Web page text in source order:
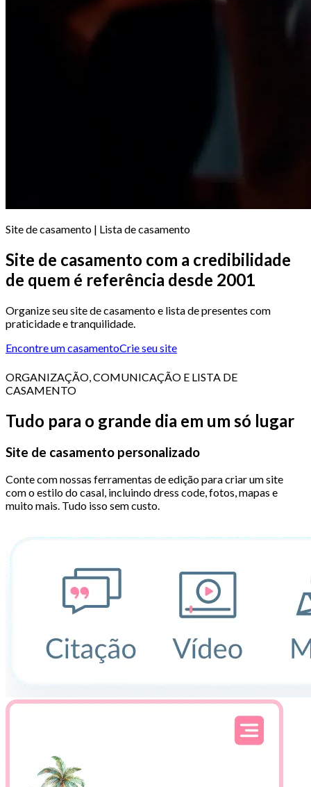
Site de casamento | Lista de casamento
Site de casamento com a credibilidade
de quem é referência desde 2001
Organize seu site de casamento e lista de presentes com
praticidade e tranquilidade.
Encontre um casamentoCrie seu site
ORGANIZAÇÃO, COMUNICAÇÃO E LISTA DE
CASAMENTO
Tudo para o grande dia em um só lugar
Site de casamento personalizado
Conte com nossas ferramentas de edição para criar um site
com o estilo do casal, incluindo dress code, fotos, mapas e
muito mais. Tudo isso sem custo.